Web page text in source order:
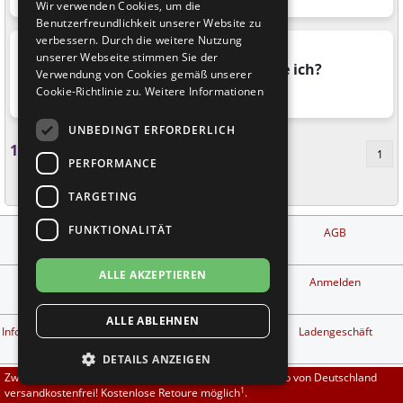
Brautschuhe
Sneaker
Übergrößen 43-44
Flexerinas
Merlet
Nueva Epoca
RayRose
Rummos
Rumpf
Suny
TopTanz
Welche Zahlungsmöglichkeiten habe ich?
ThemaBezahlung & Rechnung
1 von3 1
Impressum
Zahlungs- und
AGB
Privatsphäre und
Datenschutz
Anmelden
Info kostenlose Retouren 1 Ladengeschäft
Tanzschuh Berater Tanzpartner finden
Zwischen 70,00 EUR und 800,00 EUR liefern wir innerhalb von Deutschland
versandkostenfrei! Kostenlose Retoure möglich1.
Wir verwenden Cookies, um die
Benutzerfreundlichkeit unserer Website zu
verbessern. Durch die weitere Nutzung
unserer Webseite stimmen Sie der
Verwendung von Cookies gemäß unserer
Cookie-Richtlinie zu. Weitere Informationen
UNBEDINGT ERFORDERLICH
PERFORMANCE
TARGETING
FUNKTIONALITÄT
ALLE AKZEPTIEREN
ALLE ABLEHNEN
DETAILS ANZEIGEN